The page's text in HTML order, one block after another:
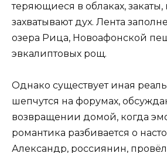
теряющиеся в облаках, закаты,
захватывают дух. Лента
озера Рица, Новоафонской
эвкалиптовых рощ.
Однако существует иная
шепчутся на форумах,
возвращении домой, когда
романтика разбивается о
Александр, россиянин, провёл